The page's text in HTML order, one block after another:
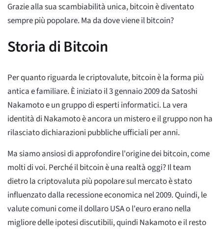
Grazie alla sua scambiabilità unica, bitcoin è diventato
sempre più popolare. Ma da dove viene il bitcoin?
Storia di Bitcoin
Per quanto riguarda le criptovalute, bitcoin è la forma più
antica e familiare. È iniziato il 3 gennaio 2009 da Satoshi
Nakamoto e un gruppo di esperti informatici. La vera
identità di Nakamoto è ancora un mistero e il gruppo non ha
rilasciato dichiarazioni pubbliche ufficiali per anni.
Ma siamo ansiosi di approfondire l'origine dei bitcoin, come
molti di voi. Perché il bitcoin è una realtà oggi? Il team
dietro la criptovaluta più popolare sul mercato è stato
influenzato dalla recessione economica nel 2009. Quindi, le
valute comuni come il dollaro USA o l'euro erano nella
migliore delle ipotesi discutibili, quindi Nakamoto e il resto